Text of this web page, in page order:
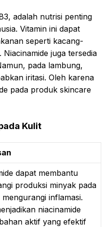
adalah nutrisi penting
Vitamin ini dapat
seperti kacang-
juga tersedia
pada lambung,
iritasi. Oleh karena
pada produk skincare
Kulit
dapat membantu
produksi minyak pada
inflamasi.
niacinamide
aktif yang efektif